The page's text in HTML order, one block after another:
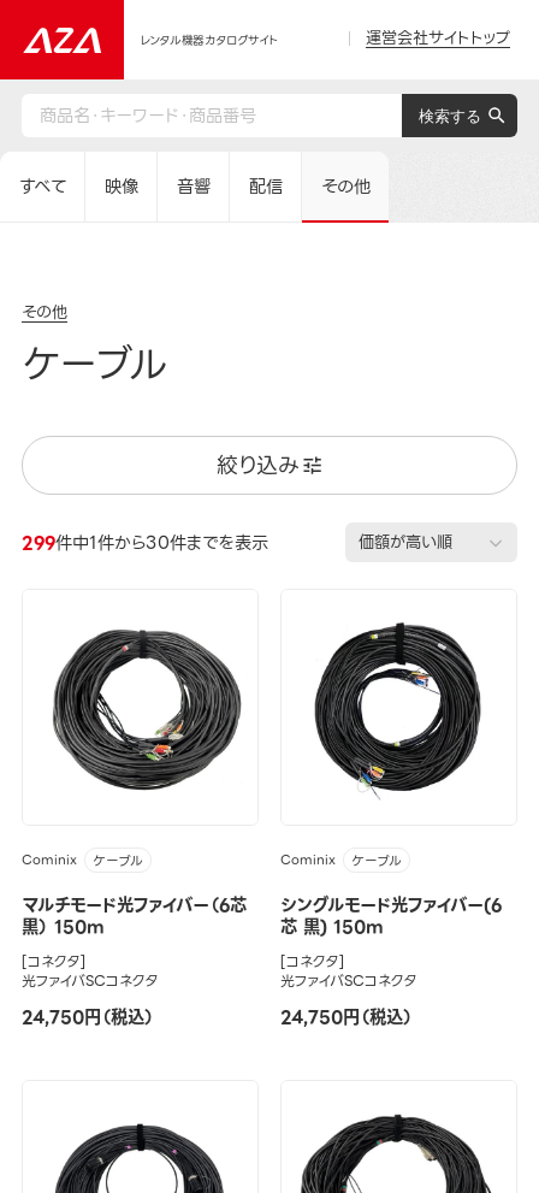
レンタル機器カタログサイト 運営会社サイトトップ
すべて 映像 音響 配信 その他
その他
ケーブル
絞り込み
299件中1件から30件までを表示
Cominix ケーブル
マルチモード光ファイバー（6芯
黒） 150m
[コネクタ]
光ファイバSCコネクタ
24,750円（税込）
Cominix ケーブル
シングルモード光ファイバー(6
芯 黒) 150m
[コネクタ]
光ファイバSCコネクタ
24,750円（税込）